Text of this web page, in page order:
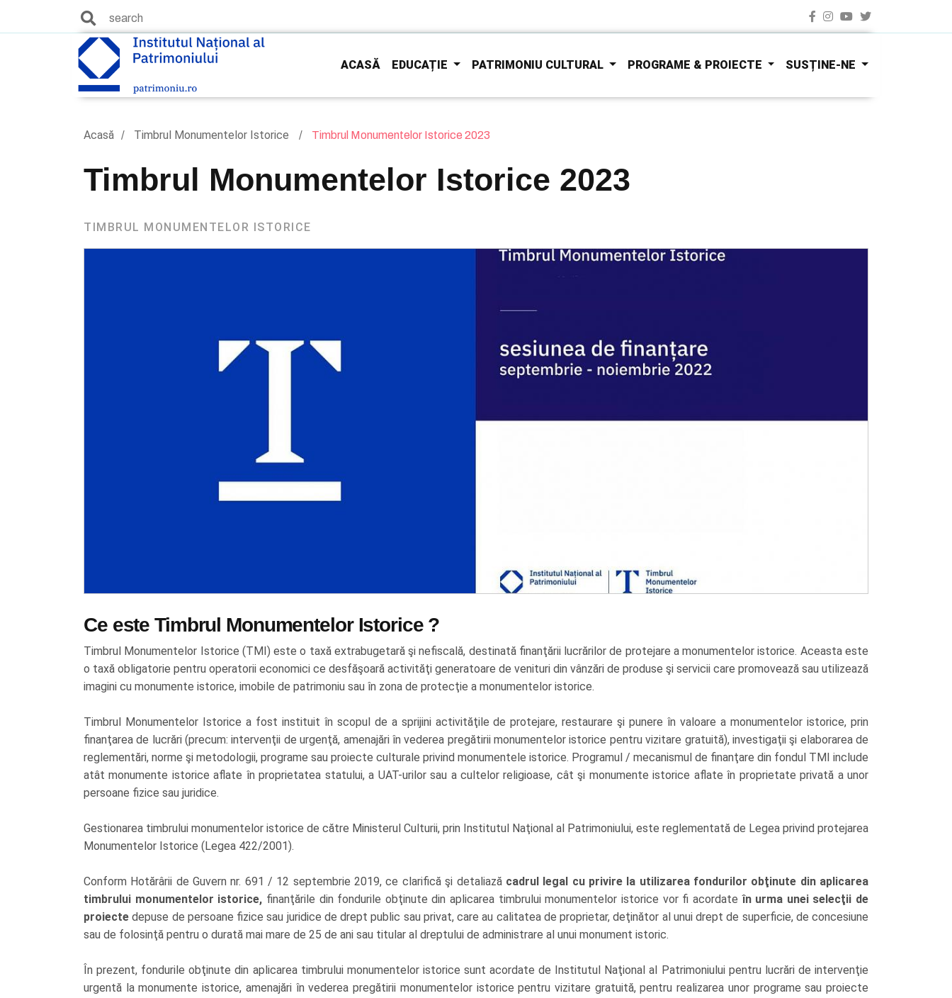
ACASĂ EDUCAȚIE PATRIMONIU CULTURAL PROGRAME & PROIECTE SUSȚINE-NE
Acasă Timbrul Monumentelor Istorice Timbrul Monumentelor Istorice 2023
Timbrul Monumentelor Istorice 2023
TIMBRUL MONUMENTELOR ISTORICE
Ce este Timbrul Monumentelor Istorice ?
Timbrul Monumentelor Istorice (TMI) este o taxă extrabugetară şi nefiscală, destinată finanţării lucrărilor de protejare a monumentelor istorice. Aceasta este
o taxă obligatorie pentru operatorii economici ce desfăşoară activităţi generatoare de venituri din vânzări de produse şi servicii care promovează sau utilizează
imagini cu monumente istorice, imobile de patrimoniu sau în zona de protecţie a monumentelor istorice.
Timbrul Monumentelor Istorice a fost instituit în scopul de a sprijini activităţile de protejare, restaurare şi punere în valoare a monumentelor istorice, prin
finanţarea de lucrări (precum: intervenţii de urgenţă, amenajări în vederea pregătirii monumentelor istorice pentru vizitare gratuită), investigaţii şi elaborarea de
reglementări, norme şi metodologii, programe sau proiecte culturale privind monumentele istorice. Programul / mecanismul de finanţare din fondul TMI include
atât monumente istorice aflate în proprietatea statului, a UAT-urilor sau a cultelor religioase, cât şi monumente istorice aflate în proprietate privată a unor
persoane fizice sau juridice.
Gestionarea timbrului monumentelor istorice de către Ministerul Culturii, prin Institutul Naţional al Patrimoniului, este reglementată de Legea privind protejarea
Monumentelor Istorice (Legea 422/2001).
Conform Hotărârii de Guvern nr. 691 / 12 septembrie 2019, ce clarifică şi detaliază cadrul legal cu privire la utilizarea fondurilor obţinute din aplicarea
timbrului monumentelor istorice, finanţările din fondurile obţinute din aplicarea timbrului monumentelor istorice vor fi acordateîn urma unei selecţii de
proiecte depuse de persoane fizice sau juridice de drept public sau privat, care au calitatea de proprietar, deţinător al unui drept de superficie, de concesiune
sau de folosinţă pentru o durată mai mare de 25 de ani sau titular al dreptului de administrare al unui monument istoric.
În prezent, fondurile obţinute din aplicarea timbrului monumentelor istorice sunt acordate de Institutul Naţional al Patrimoniului pentru lucrări de intervenţie
urgentă la monumente istorice, amenajări în vederea pregătirii monumentelor istorice pentru vizitare gratuită, pentru realizarea unor programe sau proiecte